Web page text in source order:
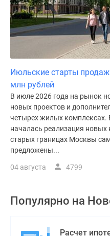
Июльские старты
млн рублей
В июле 2026 года на рынок
новых проектов и
четырех жилых комплексах.
началась реализация новых
старых границах Москвы
предложены...
04 августа 4799
Популярно на
Расчет